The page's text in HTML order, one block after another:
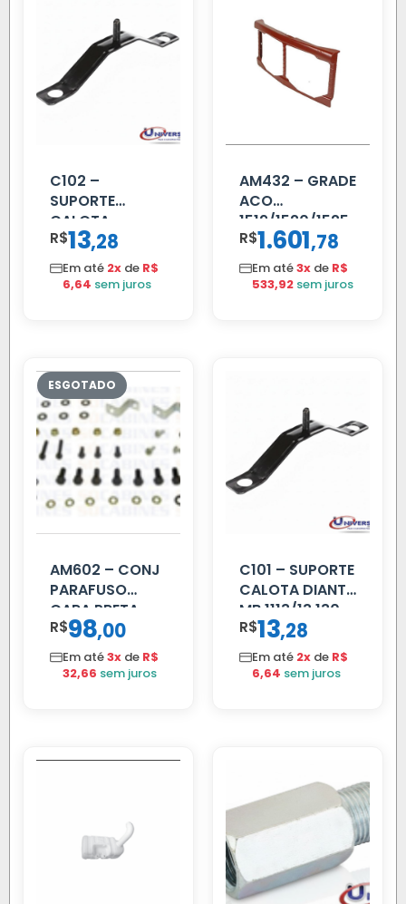
C102 –
SUPORTE
CALOTA
DIANTEIRA
RODA 10 FUROS
R$13,28
Em até 2x de R$
6,64 sem juros
AM432 – GRADE
ACO
1519/1520/1525
R$1.601,78
Em até3x de R$
533,92 sem juros
AM602 – CONJ
PARAFUSO
CARA PRETA
PARCIAL
R$98,00
Em até3x de R$
32,66 sem juros
C101 – SUPORTE
CALOTA DIANT
MB 1113/13.130
R$13,28
Em até 2x de R$
6,64 sem juros